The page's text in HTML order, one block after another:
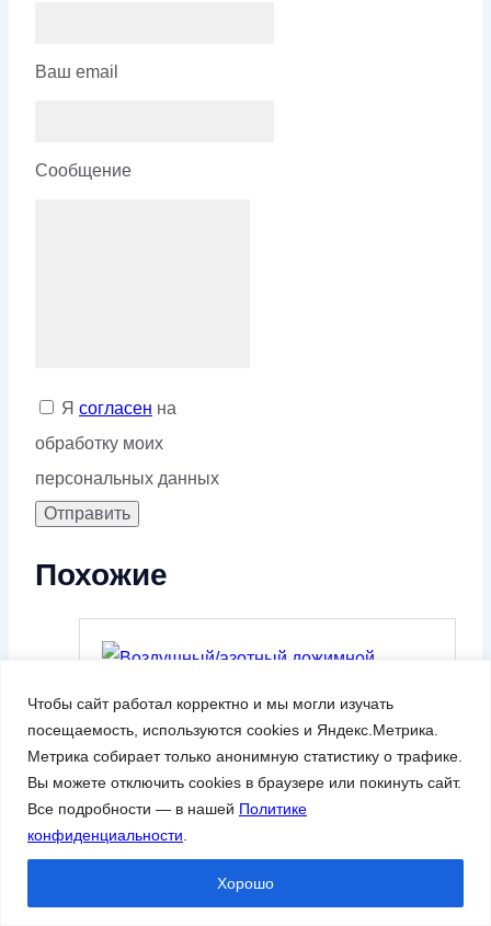
Чтобы сайт работал корректно и мы могли изучать
посещаемость, используются cookies и Яндекс.Метрика.
Метрика собирает только анонимную статистику о трафике.
Вы можете отключить cookies в браузере или покинуть сайт.
Все подробности — в нашей Политике
конфиденциальности
Хорошо
Ваш email
Сообщение
Я согласен на
обработку моих
персональных данных
Похожие
Воздушный/азотный дожимной
компрессор GMP HB-B 75-30
Производительность,
12.0